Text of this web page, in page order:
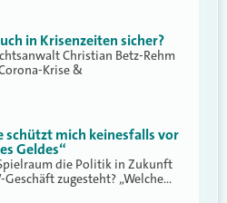
in Krisenzeiten sicher?
Christian Betz-Rehm
Krise &
schützt mich keinesfalls vor
Geldes“
die Politik in Zukunft
zugesteht? „Welche…